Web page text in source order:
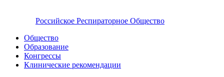
Российское Респираторное Общество
Общество
Образование
Конгрессы
Клинические рекомендации